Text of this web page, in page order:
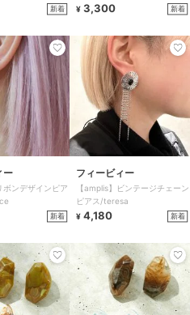
新着
¥ 3,300 新着
ー
ボンデザインピア
新着
フィービィー
【amplis】ビンテージチェーン
ピアス/teresa
¥ 4,180 新着